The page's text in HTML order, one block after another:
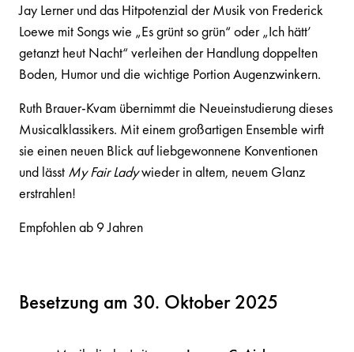
Jay Lerner und das Hitpotenzial der Musik von Frederick
Loewe mit Songs wie „Es grünt so grün“ oder „Ich hätt’
getanzt heut Nacht“ verleihen der Handlung doppelten
Boden, Humor und die wichtige Portion Augenzwinkern.
Ruth Brauer-Kvam übernimmt die Neueinstudierung dieses
Musicalklassikers. Mit einem großartigen Ensemble wirft
sie einen neuen Blick auf liebgewonnene Konventionen
und lässt My Fair Ladywieder in altem, neuem Glanz
erstrahlen!
Empfohlen ab 9 Jahren
Besetzung am 30. Oktober 2025